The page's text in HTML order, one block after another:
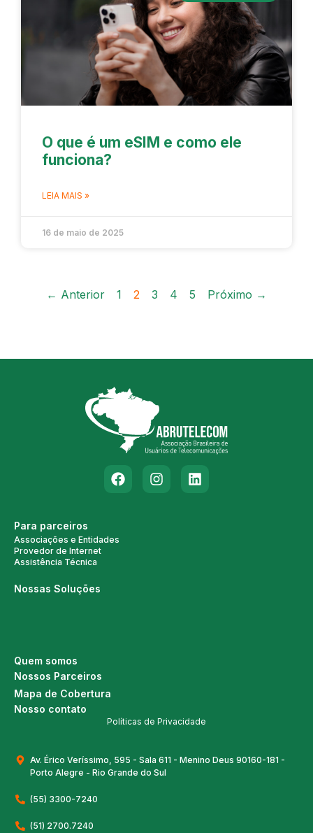
O que é um eSIM e como ele
funciona?
LEIA MAIS »
16 de maio de 2025
← Anterior 1 2 3 4 5 Próximo →
Para parceiros
Associações e Entidades
Provedor de Internet
Assistência Técnica
Nossas Soluções
Quem somos
Nossos Parceiros
Mapa de Cobertura
Nosso contato
Políticas de Privacidade
Av. Érico Veríssimo, 595 - Sala 611 - Menino Deus 90160-181 -
Porto Alegre - Rio Grande do Sul
(55) 3300-7240
(51) 2700.7240